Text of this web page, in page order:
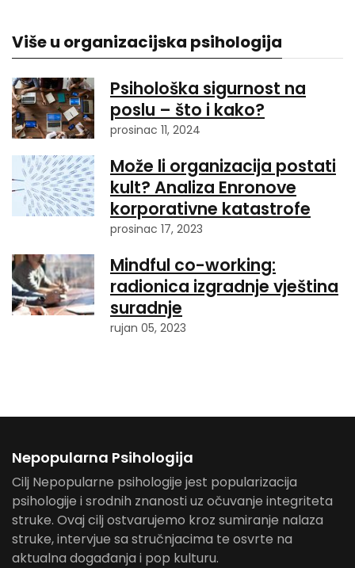
Više u organizacijska psihologija
Psihološka sigurnost na
poslu – što i kako?
prosinac 11, 2024
Može li organizacija postati
kult? Analiza Enronove
korporativne katastrofe
prosinac 17, 2023
Mindful co-working:
radionica izgradnje vještina
suradnje
rujan 05, 2023
Nepopularna Psihologija
Cilj Nepopularne psihologije jest popularizacija
psihologije i srodnih znanosti uz očuvanje integriteta
struke. Ovaj cilj ostvarujemo kroz sumiranje nalaza
struke, intervjue sa stručnjacima te osvrte na
aktualna događanja i pop kulturu.